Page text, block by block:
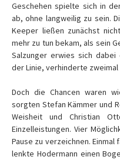
Geschehen spielte sich in
ab, ohne langweilig zu sein.
Keeper ließen zunächst
mehr zu tun bekam, als sein
Salzunger erwies sich
der Linie, verhinderte
Doch die Chancen waren
sorgten Stefan Kämmer und
Weisheit und Christian
Einzelleistungen. Vier
Pause zu verzeichnen.
lenkte Hodermann einen